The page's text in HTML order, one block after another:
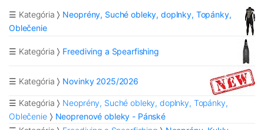
☰ Kategória
Neoprény, Suché obleky, doplnky, Topánky,
Oblečenie
☰ Kategória Freediving a Spearfishing
☰ Kategória Novinky 2025/2026
☰ Kategória
Neoprény, Suché obleky, doplnky, Topánky,
Oblečenie
Neoprenové obleky - Pánské